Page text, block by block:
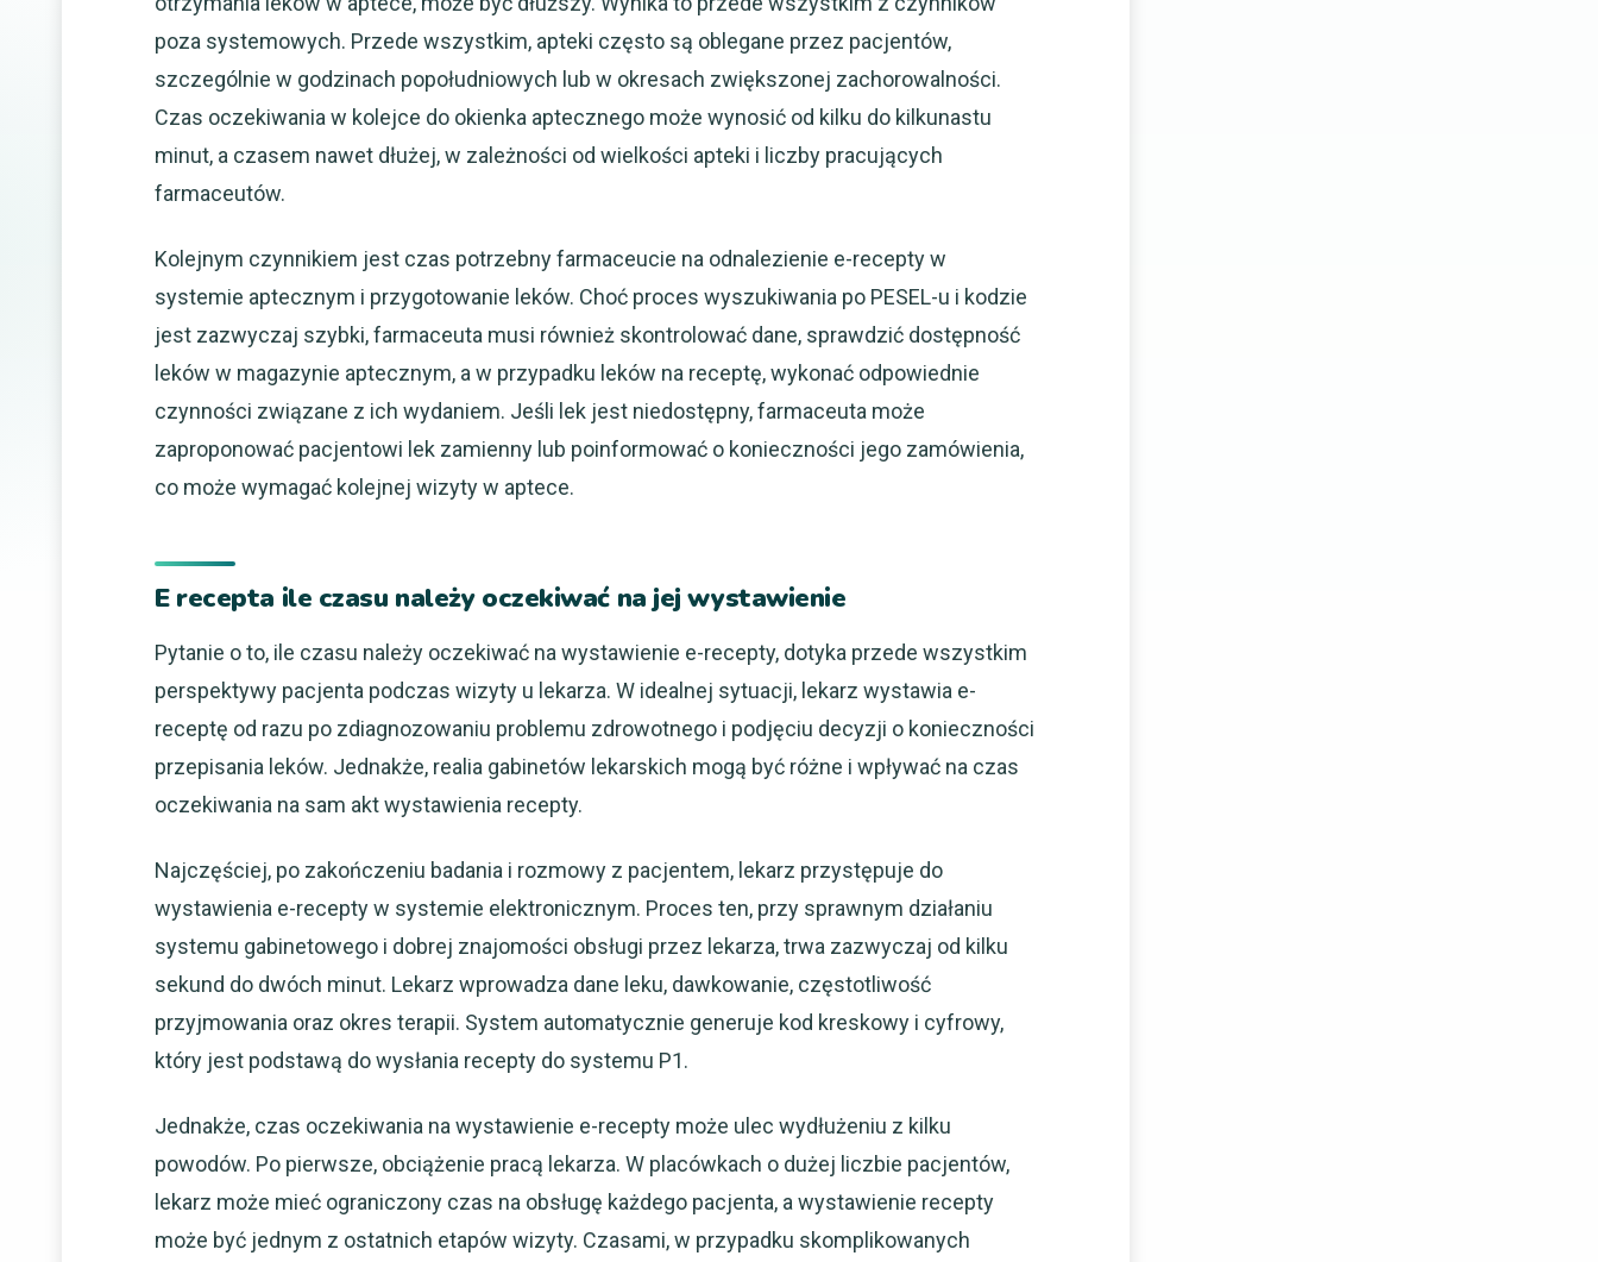
poza systemowych. Przede wszystkim, apteki często są oblegane przez pacjentów,
szczególnie w godzinach popołudniowych lub w okresach zwiększonej zachorowalności.
Czas oczekiwania w kolejce do okienka aptecznego może wynosić od kilku do kilkunastu
minut, a czasem nawet dłużej, w zależności od wielkości apteki i liczby pracujących
farmaceutów.
Kolejnym czynnikiem jest czas potrzebny farmaceucie na odnalezienie e-recepty w
systemie aptecznym i przygotowanie leków. Choć proces wyszukiwania po PESEL-u i kodzie
jest zazwyczaj szybki, farmaceuta musi również skontrolować dane, sprawdzić dostępność
leków w magazynie aptecznym, a w przypadku leków na receptę, wykonać odpowiednie
czynności związane z ich wydaniem. Jeśli lek jest niedostępny, farmaceuta może
zaproponować pacjentowi lek zamienny lub poinformować o konieczności jego zamówienia,
co może wymagać kolejnej wizyty w aptece.
E recepta ile czasu należy oczekiwać na jej wystawienie
Pytanie o to, ile czasu należy oczekiwać na wystawienie e-recepty, dotyka przede wszystkim
perspektywy pacjenta podczas wizyty u lekarza. W idealnej sytuacji, lekarz wystawia e-
receptę od razu po zdiagnozowaniu problemu zdrowotnego i podjęciu decyzji o konieczności
przepisania leków. Jednakże, realia gabinetów lekarskich mogą być różne i wpływać na czas
oczekiwania na sam akt wystawienia recepty.
Najczęściej, po zakończeniu badania i rozmowy z pacjentem, lekarz przystępuje do
wystawienia e-recepty w systemie elektronicznym. Proces ten, przy sprawnym działaniu
systemu gabinetowego i dobrej znajomości obsługi przez lekarza, trwa zazwyczaj od kilku
sekund do dwóch minut. Lekarz wprowadza dane leku, dawkowanie, częstotliwość
przyjmowania oraz okres terapii. System automatycznie generuje kod kreskowy i cyfrowy,
który jest podstawą do wysłania recepty do systemu P1.
Jednakże, czas oczekiwania na wystawienie e-recepty może ulec wydłużeniu z kilku
powodów. Po pierwsze, obciążenie pracą lekarza. W placówkach o dużej liczbie pacjentów,
lekarz może mieć ograniczony czas na obsługę każdego pacjenta, a wystawienie recepty
może być jednym z ostatnich etapów wizyty. Czasami, w przypadku skomplikowanych